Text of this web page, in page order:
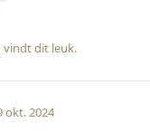
vindt dit leuk.
okt. 2024